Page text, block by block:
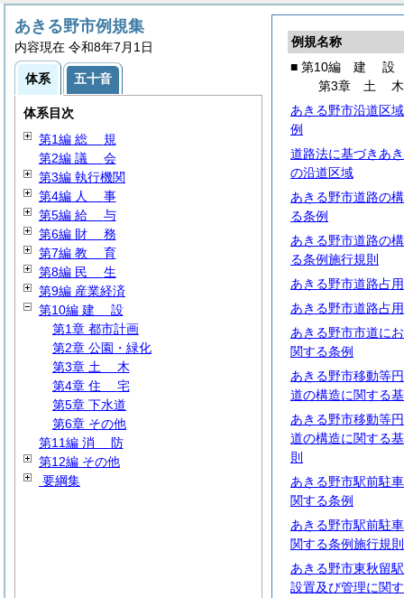
例規名称
■ 第10編 建 設
第3章 土 木
あきる野市沿道区
例
道路法に基づきあ
の沿道区域
あきる野市道路の
る条例
あきる野市道路の
る条例施行規則
あきる野市道路占
あきる野市道路占
あきる野市市道に
関する条例
あきる野市移動等
道の構造に関する
あきる野市移動等
道の構造に関する
則
あきる野市駅前駐
関する条例
あきる野市駅前駐
関する条例施行規則
あきる野市東秋留
設置及び管理に関
あきる野市例規集
内容現在 令和8年7月1日
体系 五十音
体系目次
第1編 総 規
第2編 議 会
第3編 執行機関
第4編 人 事
第5編 給 与
第6編 財 務
第7編 教 育
第8編 民 生
第9編 産業経済
第10編 建 設
第1章 都市計画
第2章 公園・緑化
第3章 土 木
第4章 住 宅
第5章 下水道
第6章 その他
第11編 消 防
第12編 その他
要綱集